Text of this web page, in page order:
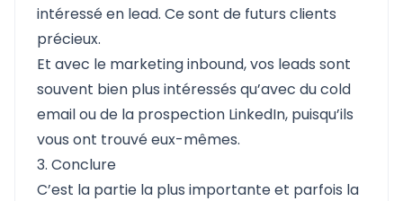
intéressé en lead. Ce sont de futurs clients
précieux.
Et avec le marketing inbound, vos leads sont
souvent bien plus intéressés qu’avec du cold
email ou de la prospection LinkedIn, puisqu’ils
vous ont trouvé eux-mêmes.
3. Conclure
C’est la partie la plus importante et parfois la